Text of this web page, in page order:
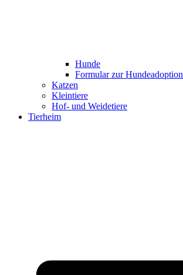
Hunde
Formular zur Hundeadoption
Katzen
Kleintiere
Hof- und Weidetiere
Tierheim